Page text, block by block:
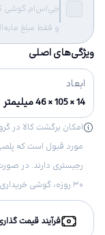
جی‌اس‌ام گوشی
و فقط مبلغ
ویژگی‌های اصلی
ابعاد
14 × 105 × 46 میلیمتر
امکان برگشت کالا در
مورد قبول است که
رجیستری دارند. در
۳۰ روزه، گوشی خریداری‌شده را مرجوع کنید.
فرآیند قیمت